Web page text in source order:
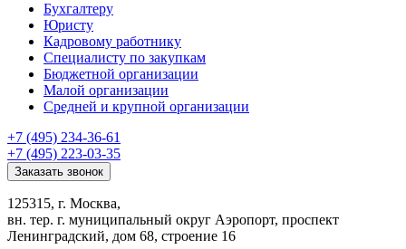
Бухгалтеру
Юристу
Кадровому работнику
Специалисту по закупкам
Бюджетной организации
Малой организации
Средней и крупной организации
+7 (495) 234-36-61
+7 (495) 223-03-35
Заказать звонок
125315, г. Москва,
вн. тер. г. муниципальный округ Аэропорт, проспект
Ленинградский, дом 68, строение 16